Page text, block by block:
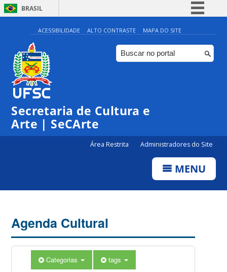
BRASIL
Simplifique!
Comunica BR
Participe
ACESSIBILIDADE ALTO CONTRASTE MAPA DO SITE
Secretaria de Cultura e
Arte | SeCArte
Área Restrita Administradores do Site
MENU
Agenda Cultural
Categorias tags
0:00
1:00
5:00